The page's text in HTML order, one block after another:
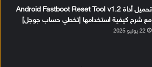
تحميل أداة Android Fastboot Reset Tool v1.2
مع شرح كيفية استخدامها [تخطي حساب جوجل]
22 يوليو 2025